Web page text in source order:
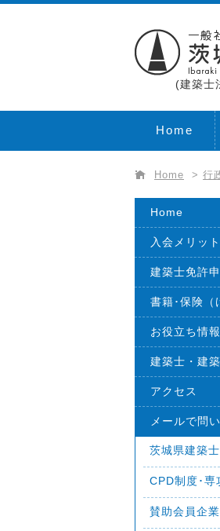
(建築士
Home
Home > 行
Home
入会メリット
建築士免許
書籍･保険（
お役立ち情報
建築士・建
アクセス
メールで問
茨城県建築
CPD制度･専
賛助会員企